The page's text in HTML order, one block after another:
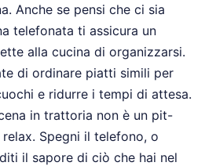
Anche se pensi che ci sia
telefonata ti assicura un
alla cucina di organizzarsi.
di ordinare piatti simili per
e ridurre i tempi di attesa.
in trattoria non è un pit-
Spegni il telefono, o
il sapore di ciò che hai nel